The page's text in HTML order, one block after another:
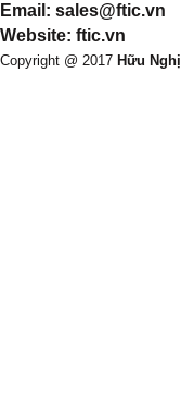
Email: sales@ftic.vn
Website: ftic.vn
Copyright @ 2017 Hữu Nghị